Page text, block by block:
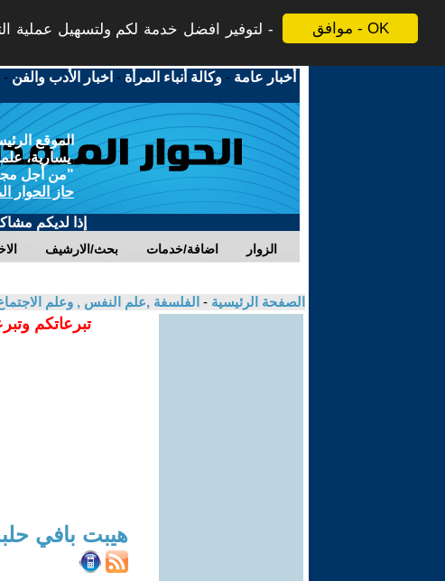
موافق - OK
لتوفير افضل خدمة لكم ولتسهيل عملية
أخبار عامة -وكالة أنباء المرأة - اخبار الأدب والفن -
الموقع
يسارية،
"من أجل
حاز الحوار
إذا لديكم
بحث/الارشيف اضافة/خدمات الزوار
الصفحة الرئيسية - الفلسفة ,علم النفس , وعلم
تبرعاتكم
هيبت بافي